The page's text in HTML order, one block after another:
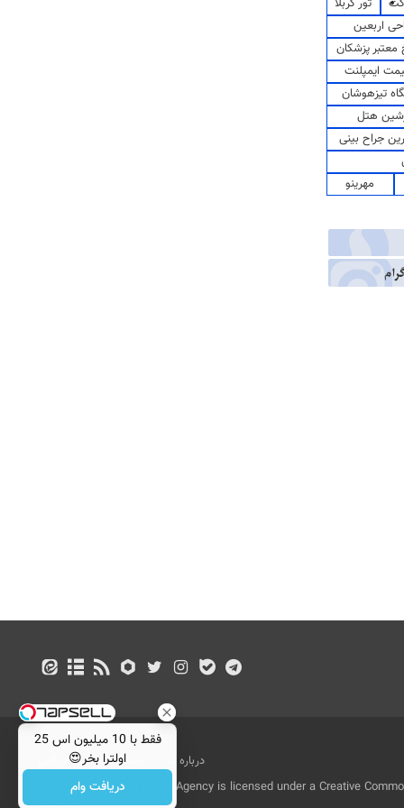
اربعین
پزشکان
ایمپلنت
تیزهوشان
هتل
جراح بینی
مهرینو
درباره ما تماس با ما
بازرگانی
All Content by Mehr News Agency is licensed under a Creative
License.
فقط با 10 میلیون اس 25
اولترا بخر😍
دریافت وام